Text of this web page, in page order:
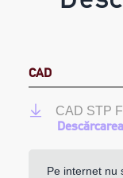
CAD
CAD STP
Pe internet nu